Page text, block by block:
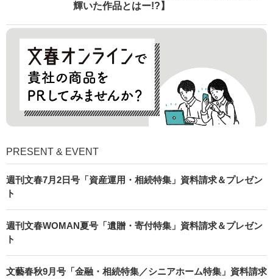
輝いた作品とはー!?】
PRESENT & EVENT
週刊文春7月2日号「資産運用・相続特集」資料請求＆プレゼン
ト
週刊文春WOMAN夏号「遺贈・寄付特集」資料請求＆プレゼン
ト
文藝春秋9月号「金融・相続特集／シニアホーム特集」資料請求